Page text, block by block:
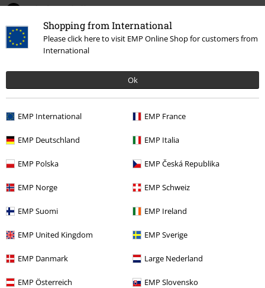
Shopping from International
Please click here to visit EMP Online Shop for customers from
International
Ok
EMP International EMP France
EMP Deutschland EMP Italia
EMP Polska EMP Česká Republika
EMP Norge EMP Schweiz
EMP Suomi EMP Ireland
EMP United Kingdom EMP Sverige
EMP Danmark Large Nederland
EMP Österreich EMP Slovensko
Liczba opinii: 0
Napisz opinię o: Beneficense
Ostatnia wizyta